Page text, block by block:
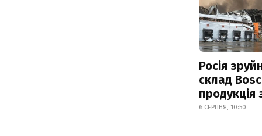
Росія
склад
6 СЕРПНЯ, 10:50